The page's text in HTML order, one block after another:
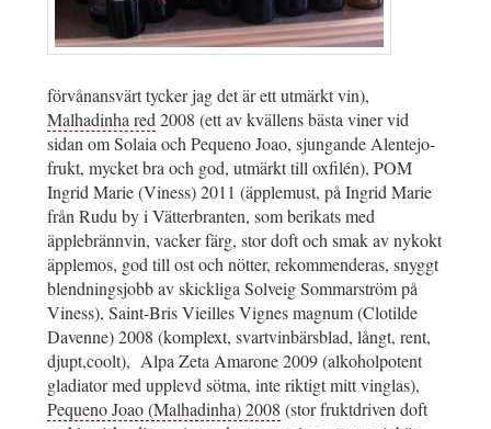
förvånansvärt tycker jag det är ett utmärkt vin),
Malhadinha red 2008 (ett av kvällens bästa viner vid
sidan om Solaia och Pequeno Joao, sjungande Alentejo-
frukt, mycket bra och god, utmärkt till oxfilén), POM
Ingrid Marie (Viness) 2011 (äpplemust, på Ingrid Marie
från Rudu by i Vätterbranten, som berikats med
äpplebrännvin, vacker färg, stor doft och smak av nykokt
äpplemos, god till ost och nötter, rekommenderas, snyggt
blendningsjobb av skickliga Solveig Sommarström på
Viness), Saint-Bris Vieilles Vignes magnum (Clotilde
Davenne) 2008 (komplext, svartvinbärsblad, långt, rent,
djupt,coolt), Alpa Zeta Amarone 2009 (alkoholpotent
gladiator med upplevd sötma, inte riktigt mitt vinglas),
Pequeno Joao (Malhadinha) 2008 (stor fruktdriven doft